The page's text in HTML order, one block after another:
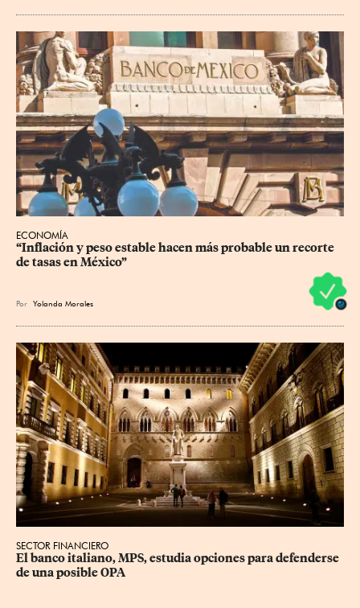
ECONOMÍA
“Inflación y peso estable hacen más probable un recorte
de tasas en México”
Por Yolanda Morales
SECTOR FINANCIERO
El banco italiano, MPS, estudia opciones para defenderse
de una posible OPA